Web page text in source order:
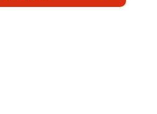
うか。その筆文字は84歳の老書家